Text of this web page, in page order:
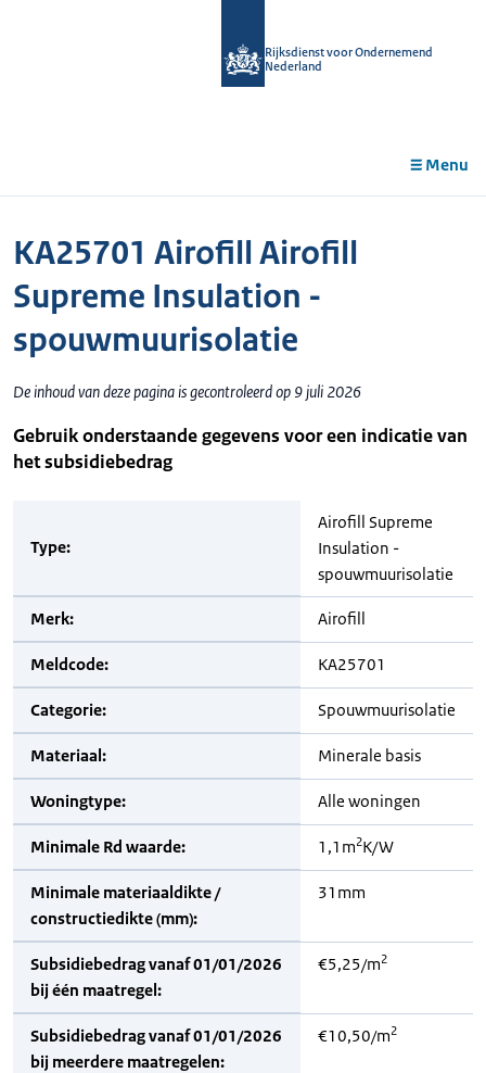
Rijksdienst voor Ondernemend
Nederland
Menu
KA25701 Airofill Airofill
Supreme Insulation -
spouwmuurisolatie
De inhoud van deze pagina is gecontroleerd op 9 juli 2026
Gebruik onderstaande gegevens voor een indicatie van
het subsidiebedrag
Type:
Airofill Supreme
Insulation -
spouwmuurisolatie
Merk: Airofill
Meldcode: KA25701
Categorie: Spouwmuurisolatie
Materiaal: Minerale basis
Woningtype: Alle woningen
Minimale Rd waarde: 1,1m2K/W
Minimale materiaaldikte /
constructiedikte (mm):
31mm
Subsidiebedrag vanaf 01/01/2026
bij één maatregel:
€5,25/m2
Subsidiebedrag vanaf 01/01/2026
bij meerdere maatregelen:
€10,50/m2